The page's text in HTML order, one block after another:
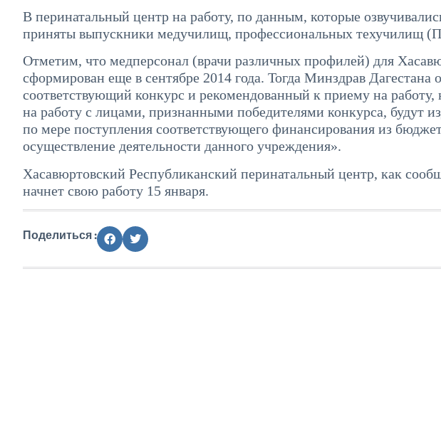
В перинатальный центр на работу, по данным, которые
приняты выпускники медучилищ, профессиональных техучилищ
Отметим, что медперсонал (врачи различных профилей) для
сформирован еще в сентябре 2014 года. Тогда Минздрав Дагестана
соответствующий конкурс и рекомендованный к приему на
на работу с лицами, признанными победителями конкурса, будут
по мере поступления соответствующего финансирования из
осуществление деятельности данного учреждения».
Хасавюртовский Республиканский перинатальный центр, как
начнет свою работу 15 января.
Поделиться :